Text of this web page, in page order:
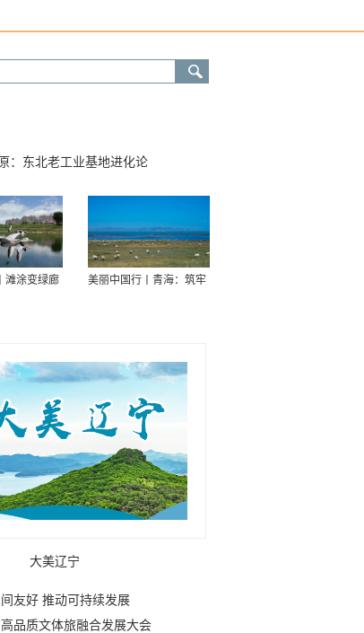
：东北老工业基地进化论
滩涂变绿廊
美丽中国行丨青海：筑牢
大美辽宁
友好 推动可持续发展
品质文体旅融合发展大会